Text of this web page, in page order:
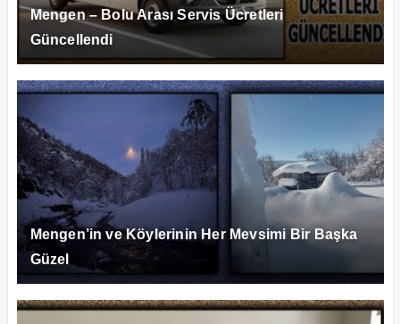
Mengen – Bolu Arası Servis Ücretleri
Güncellendi
Mengen’in ve Köylerinin Her Mevsimi Bir Başka
Güzel